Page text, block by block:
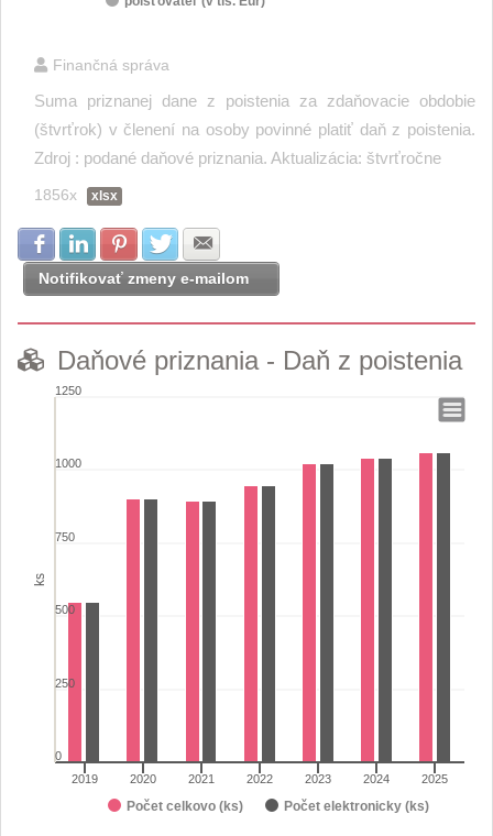
Finančná správa
Suma priznanej dane z poistenia za zdaňovacie obdobie
(štvrťrok) v členení na osoby povinné platiť daň z poistenia.
Zdroj : podané daňové priznania. Aktualizácia: štvrťročne
1856x xlsx
Zdielať na Facebook
Zdielať na LinkedIn
Zdielať na Pinterest
Zdielať na Twitter
Notifikovať zmeny e-mailom
Daňové priznania - Daň z poistenia
Daňové priznania - Daň z poistenia
View as data table, Daňové priznania - Daň z poistenia
ks
Počet celkovo (ks) Počet elektronicky (ks)
2019 2020 2021 2022 2023 2024 2025
0
250
500
750
1000
1250